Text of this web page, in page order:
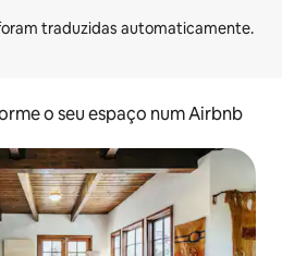
o seu espaço num Airbnb